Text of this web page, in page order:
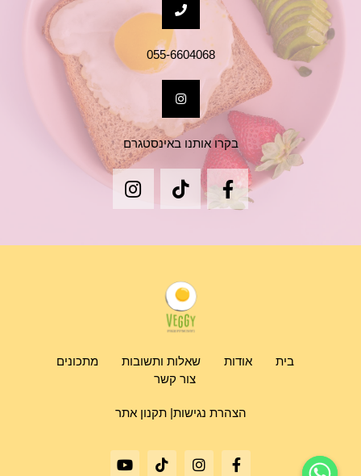
055-6604068
בקרו אותנו באינסטגרם
בית אודות שאלות ותשובות
מתכונים
צור קשר
הצהרת נגישות| תקנון אתר